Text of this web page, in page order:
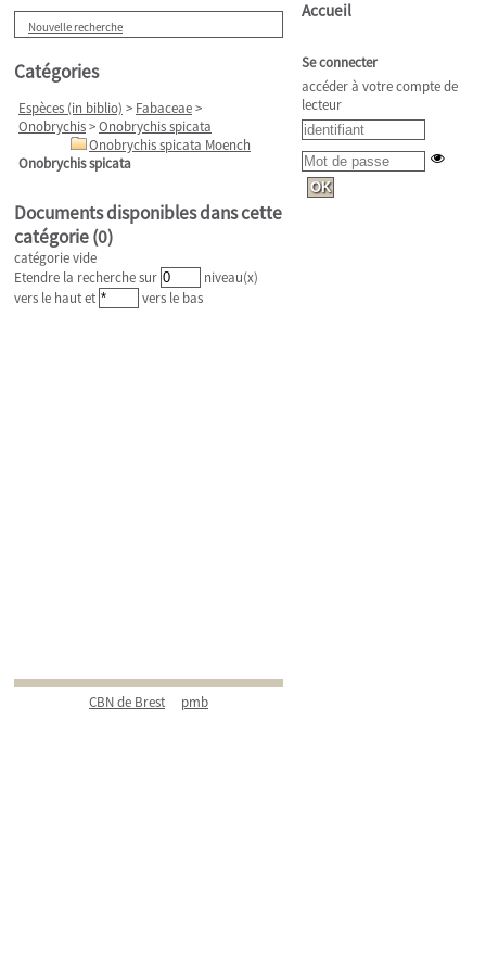
Nouvelle recherche
Catégories
Espèces (in biblio) > Fabaceae>
Onobrychis>Onobrychis spicata
Onobrychis spicata Moench
Onobrychis spicata
Documents disponibles dans cette
catégorie (0)
catégorie vide
Etendre la recherche sur
niveau(x)
vers le haut et
vers le bas
CBN de Brest pmb
Accueil
Se connecter
accéder à votre compte de
lecteur